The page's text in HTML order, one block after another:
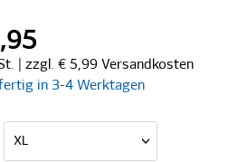
| zzgl. € 5,99 Versandkosten
in 3-4 Werktagen